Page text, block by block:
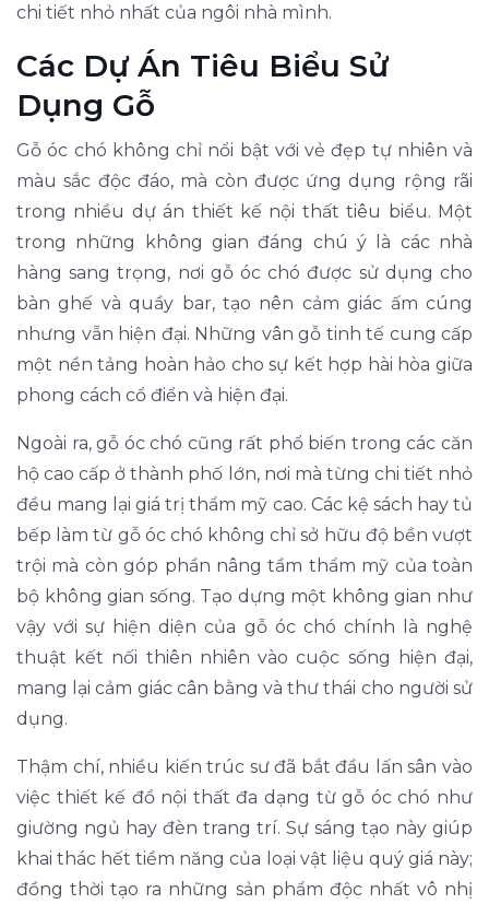
chi tiết nhỏ nhất của ngôi nhà mình.
Các Dự Án Tiêu Biểu Sử
Dụng Gỗ
Gỗ óc chó không chỉ nổi bật với vẻ đẹp tự nhiên và
màu sắc độc đáo, mà còn được ứng dụng rộng rãi
trong nhiều dự án thiết kế nội thất tiêu biểu. Một
trong những không gian đáng chú ý là các nhà
hàng sang trọng, nơi gỗ óc chó được sử dụng cho
bàn ghế và quầy bar, tạo nên cảm giác ấm cúng
nhưng vẫn hiện đại. Những vân gỗ tinh tế cung cấp
một nền tảng hoàn hảo cho sự kết hợp hài hòa giữa
phong cách cổ điển và hiện đại.
Ngoài ra, gỗ óc chó cũng rất phổ biến trong các căn
hộ cao cấp ở thành phố lớn, nơi mà từng chi tiết nhỏ
đều mang lại giá trị thẩm mỹ cao. Các kệ sách hay tủ
bếp làm từ gỗ óc chó không chỉ sở hữu độ bền vượt
trội mà còn góp phần nâng tầm thẩm mỹ của toàn
bộ không gian sống. Tạo dựng một không gian như
vậy với sự hiện diện của gỗ óc chó chính là nghệ
thuật kết nối thiên nhiên vào cuộc sống hiện đại,
mang lại cảm giác cân bằng và thư thái cho người sử
dụng.
Thậm chí, nhiều kiến trúc sư đã bắt đầu lấn sân vào
việc thiết kế đồ nội thất đa dạng từ gỗ óc chó như
giường ngủ hay đèn trang trí. Sự sáng tạo này giúp
khai thác hết tiềm năng của loại vật liệu quý giá này;
đồng thời tạo ra những sản phẩm độc nhất vô nhị